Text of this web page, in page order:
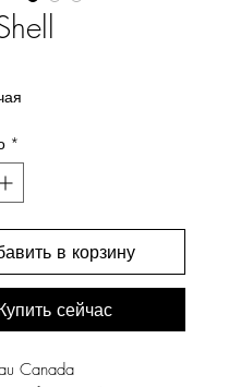
*
в корзину
сейчас
Canada